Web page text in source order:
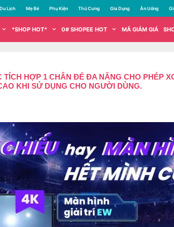
Du Lịch Mẹ Bé Phụ Kiện Thú Cưng Gia Dụng Ăn Uống
*SHOP HOT* 0# SHOPEE HOT MÃ GIẢM GIÁ
HỢP 1 CHÂN ĐẾ ĐA NĂNG CHO PHÉP
KHI SỬ DỤNG CHO NGƯỜI DÙNG.